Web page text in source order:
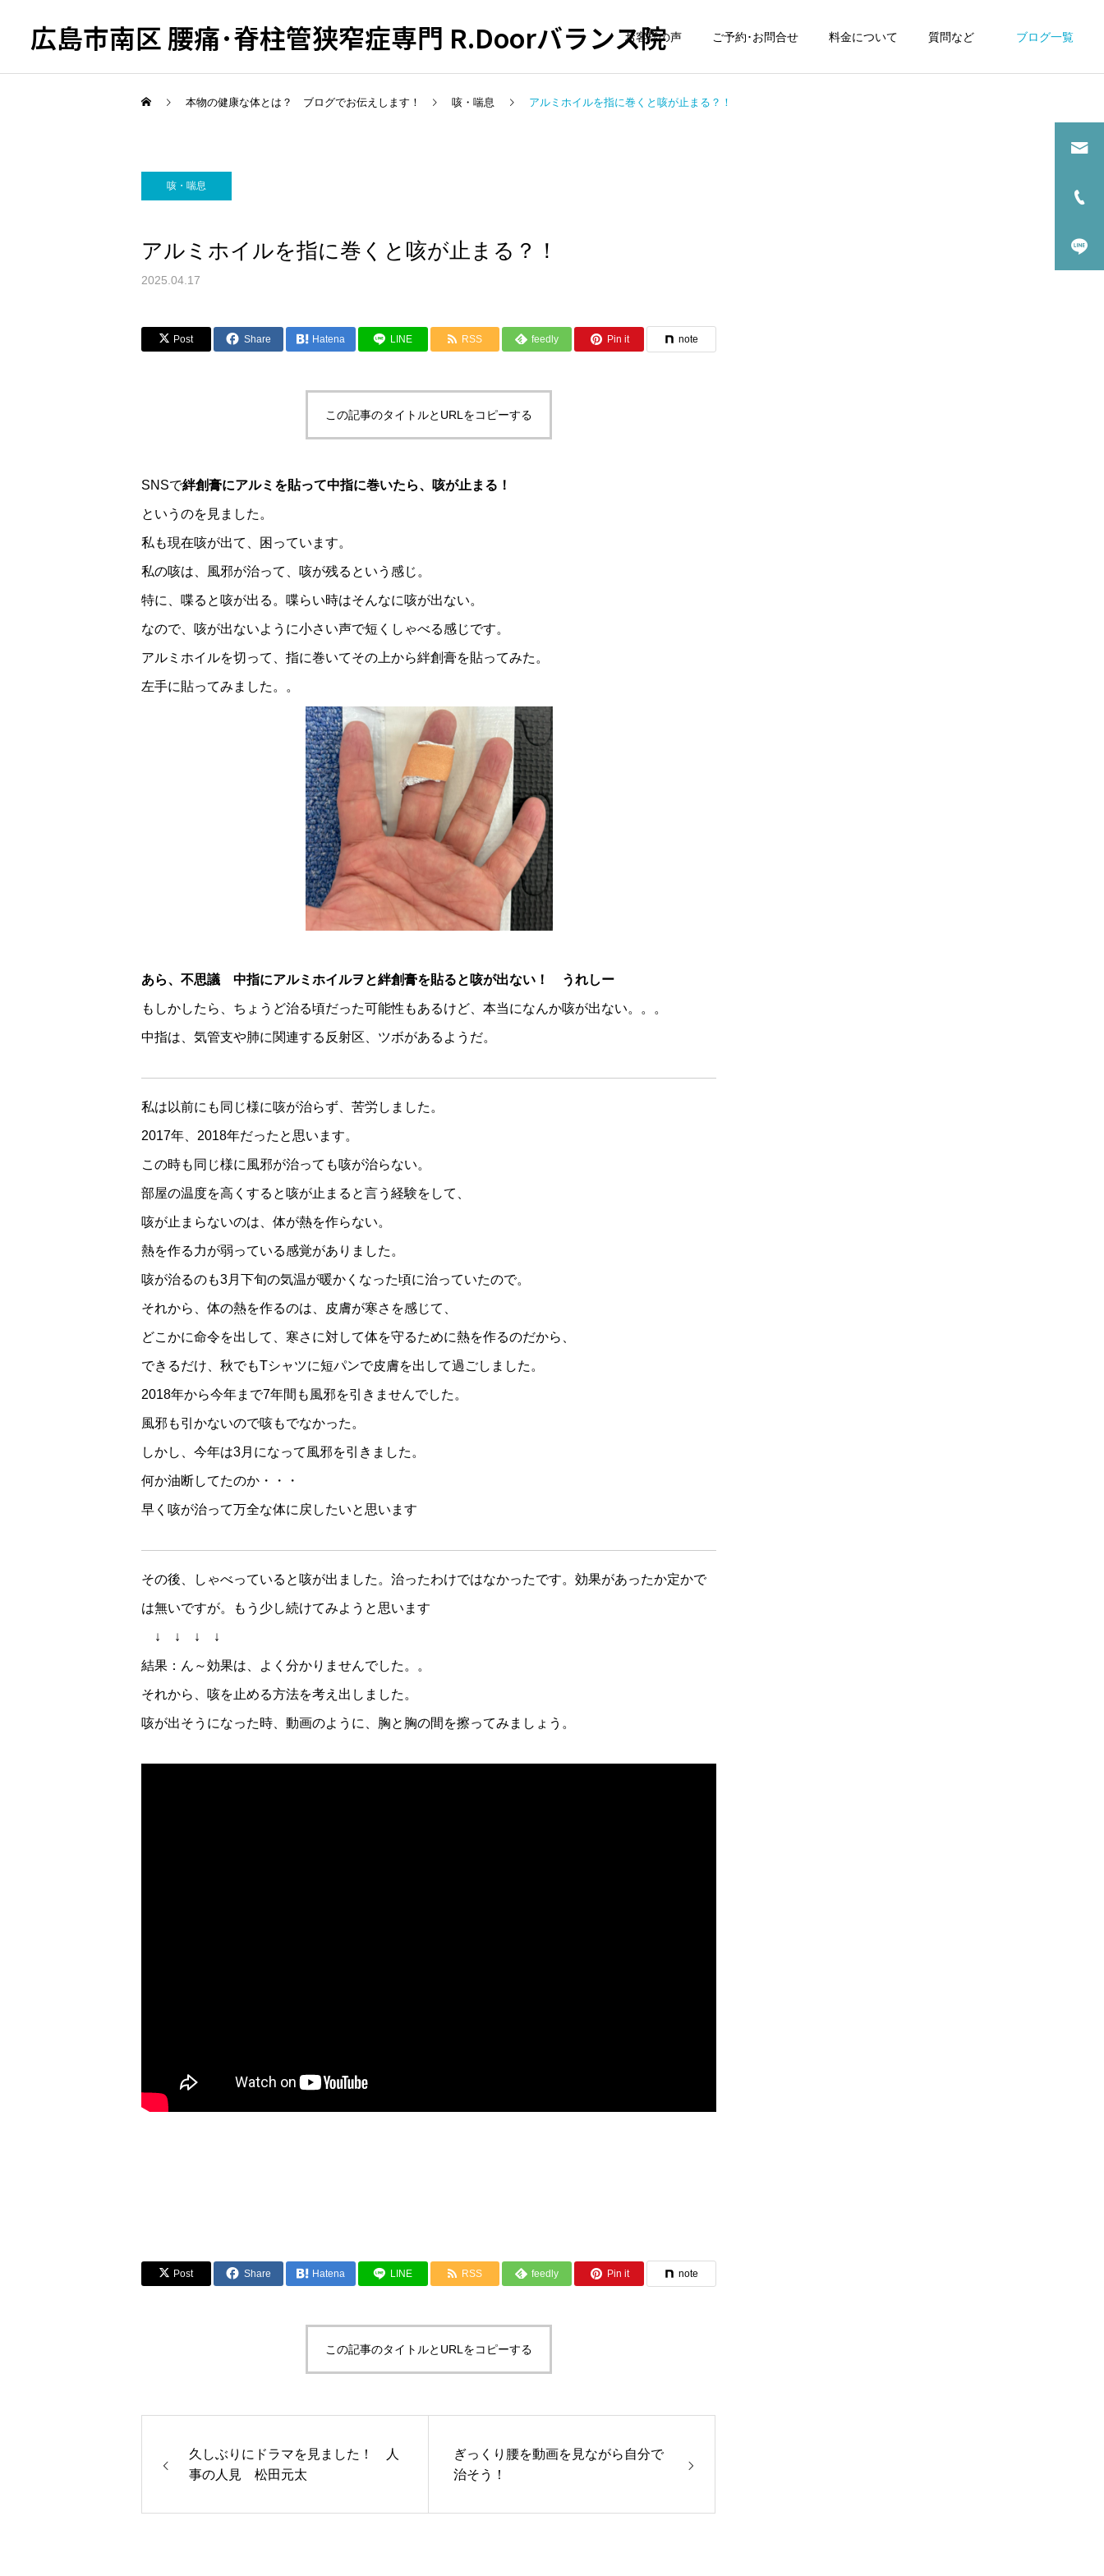
広島市南区 腰痛･脊柱管狭窄症専門 R.Doorバランス院
お客様の声 ご予約･お問合せ 料金について 質問など ブログ一覧
本物の健康な体とは？ ブログでお伝えします！ 咳・喘息 アルミホイルを指に巻くと咳が止まる？！
咳・喘息
アルミホイルを指に巻くと咳が止まる？！
2025.04.17
Post Share Hatena LINE RSS feedly Pin it note
この記事のタイトルとURLをコピーする
SNSで絆創膏にアルミを貼って中指に巻いたら、咳が止まる！
というのを見ました。
私も現在咳が出て、困っています。
私の咳は、風邪が治って、咳が残るという感じ。
特に、喋ると咳が出る。喋らい時はそんなに咳が出ない。
なので、咳が出ないように小さい声で短くしゃべる感じです。
アルミホイルを切って、指に巻いてその上から絆創膏を貼ってみた。
左手に貼ってみました。。
あら、不思議 中指にアルミホイルヲと絆創膏を貼ると咳が出ない！ うれしー
もしかしたら、ちょうど治る頃だった可能性もあるけど、本当になんか咳が出ない。。。
中指は、気管支や肺に関連する反射区、ツボがあるようだ。
私は以前にも同じ様に咳が治らず、苦労しました。
2017年、2018年だったと思います。
この時も同じ様に風邪が治っても咳が治らない。
部屋の温度を高くすると咳が止まると言う経験をして、
咳が止まらないのは、体が熱を作らない。
熱を作る力が弱っている感覚がありました。
咳が治るのも3月下旬の気温が暖かくなった頃に治っていたので。
それから、体の熱を作るのは、皮膚が寒さを感じて、
どこかに命令を出して、寒さに対して体を守るために熱を作るのだから、
できるだけ、秋でもTシャツに短パンで皮膚を出して過ごしました。
2018年から今年まで7年間も風邪を引きませんでした。
風邪も引かないので咳もでなかった。
しかし、今年は3月になって風邪を引きました。
何か油断してたのか・・・
早く咳が治って万全な体に戻したいと思います
その後、しゃべっていると咳が出ました。治ったわけではなかったです。効果があったか定かで
は無いですが。もう少し続けてみようと思います
↓ ↓ ↓ ↓
結果：ん～効果は、よく分かりませんでした。。
それから、咳を止める方法を考え出しました。
咳が出そうになった時、動画のように、胸と胸の間を擦ってみましょう。
Post Share Hatena LINE RSS feedly Pin it note
この記事のタイトルとURLをコピーする
久しぶりにドラマを見ました！ 人
事の人見 松田元太
ぎっくり腰を動画を見ながら自分で
治そう！